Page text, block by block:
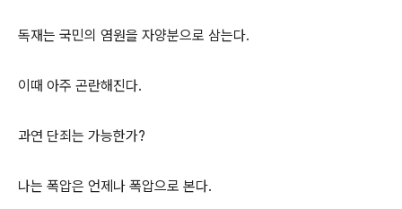
독재는 국민의 염원을 자양분으로 삼는다.
이때 아주 곤란해진다.
과연 단죄는 가능한가?
나는 폭압은 언제나 폭압으로 본다.